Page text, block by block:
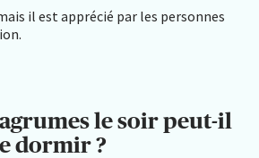
il est apprécié par les personnes
le soir peut-il
dormir ?